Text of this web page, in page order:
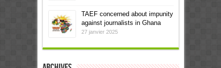
TAEF concerned about impunity
against journalists in Ghana
27 janvier 2025